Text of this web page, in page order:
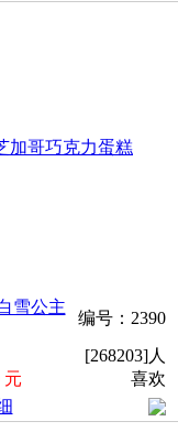
雪公主
编号：2390
元
[268203]人
喜欢